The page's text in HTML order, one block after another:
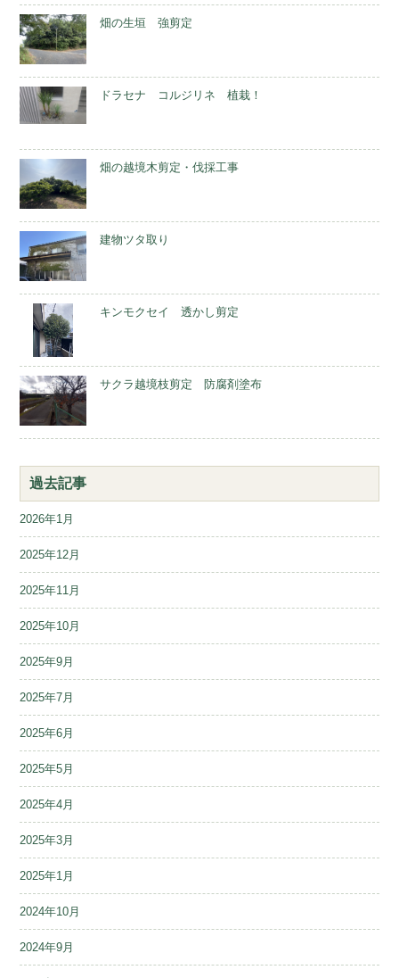
畑の生垣 強剪定
ドラセナ コルジリネ 植栽！
畑の越境木剪定・伐採工事
建物ツタ取り
キンモクセイ 透かし剪定
サクラ越境枝剪定 防腐剤塗布
過去記事
2026年1月
2025年12月
2025年11月
2025年10月
2025年9月
2025年7月
2025年6月
2025年5月
2025年4月
2025年3月
2025年1月
2024年10月
2024年9月